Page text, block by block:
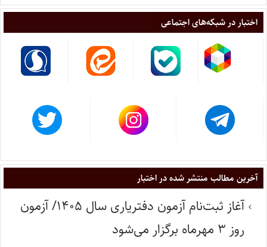
اختبار در شبکه‌های اجتماعی
آخرین مطالب منتشر شده در اختبار
آغاز ثبت‌نام آزمون دفتریاری سال ۱۴۰۵/ آزمون
روز ۳ مهرماه برگزار می‌شود